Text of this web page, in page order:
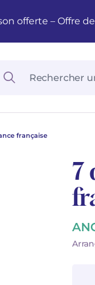
offerte – Offre
française
7